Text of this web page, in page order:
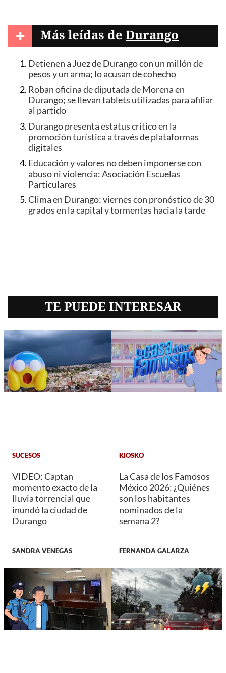
+ Más leídas de Durango
Detienen a Juez de Durango con un millón de
pesos y un arma; lo acusan de cohecho
Roban oficina de diputada de Morena en
Durango; se llevan tablets utilizadas para afiliar
al partido
Durango presenta estatus crítico en la
promoción turística a través de plataformas
digitales
Educación y valores no deben imponerse con
abuso ni violencia: Asociación Escuelas
Particulares
Clima en Durango: viernes con pronóstico de 30
grados en la capital y tormentas hacia la tarde
TE PUEDE INTERESAR
SUCESOS
VIDEO: Captan
momento exacto de la
lluvia torrencial que
inundó la ciudad de
Durango
SANDRA VENEGAS
KIOSKO
La Casa de los Famosos
México 2026: ¿Quiénes
son los habitantes
nominados de la
semana 2?
FERNANDA GALARZA